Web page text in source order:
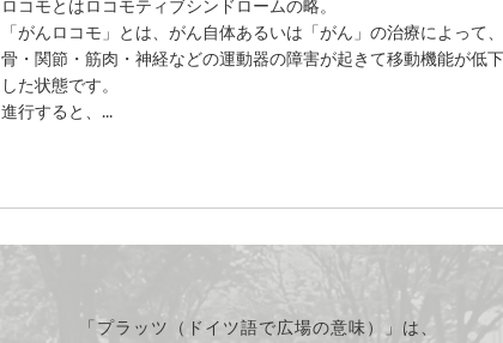
ロコモとはロコモティブシンドロームの略。
「がんロコモ」とは、がん自体あるいは「がん」の治療によって、
骨・関節・筋肉・神経などの運動器の障害が起きて移動機能が低下
した状態です。
進行すると、...
「プラッツ（ドイツ語で広場の意味）」は、